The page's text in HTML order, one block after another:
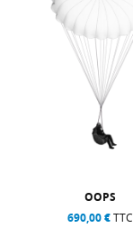
OOPS
690,00 €TTC